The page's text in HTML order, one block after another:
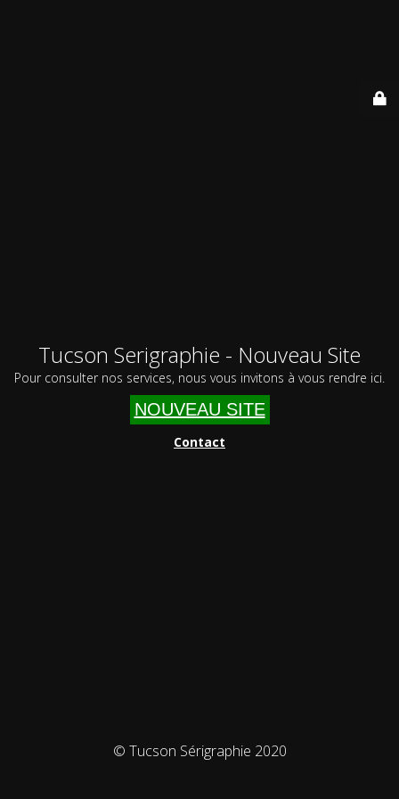
Tucson Serigraphie - Nouveau Site
Pour consulter nos services, nous vous invitons à vous rendre ici.
NOUVEAU SITE
Contact
© Tucson Sérigraphie 2020